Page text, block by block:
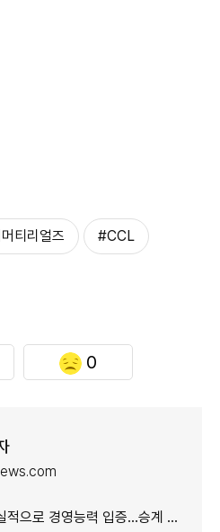
티리얼즈 #CCL
0
경영능력 입증…승계 기반 강화